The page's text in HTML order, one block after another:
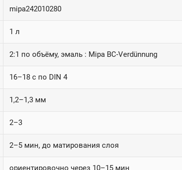
mipa242010280
1 л
2:1 по объёму, эмаль : Mipa BC-Verdünnung
16–18 с по DIN 4
1,2–1,3 мм
2–3
2–5 мин, до матирования слоя
ориентировочно через 10–15 мин